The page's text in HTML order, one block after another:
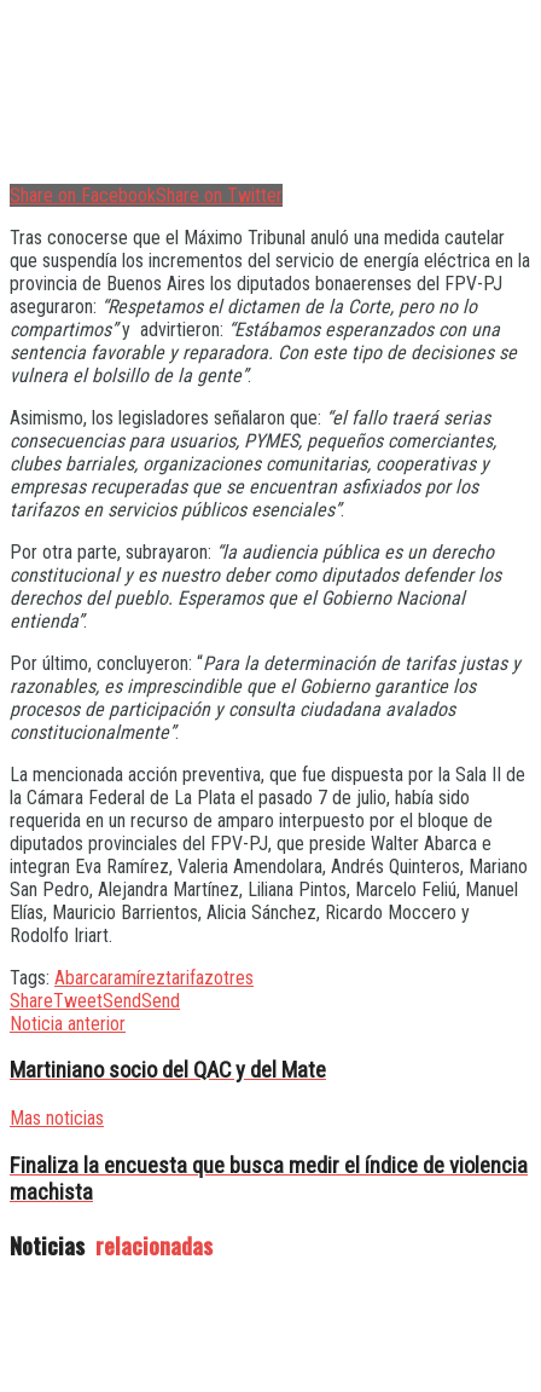
Share on FacebookShare on Twitter
Tras conocerse que el Máximo Tribunal anuló una medida cautelar
que suspendía los incrementos del servicio de energía eléctrica en la
provincia de Buenos Aires los diputados bonaerenses del FPV-PJ
aseguraron: “Respetamos el dictamen de la Corte, pero no lo
compartimos”y advirtieron: “Estábamos esperanzados con una
sentencia favorable y reparadora. Con este tipo de decisiones se
vulnera el bolsillo de la gente”.
Asimismo, los legisladores señalaron que: “el fallo traerá serias
consecuencias para usuarios, PYMES, pequeños comerciantes,
clubes barriales, organizaciones comunitarias, cooperativas y
empresas recuperadas que se encuentran asfixiados por los
tarifazos en servicios públicos esenciales”.
Por otra parte, subrayaron: “la audiencia pública es un derecho
constitucional y es nuestro deber como diputados defender los
derechos del pueblo. Esperamos que el Gobierno Nacional
entienda”.
Por último, concluyeron: “Para la determinación de tarifas justas y
razonables, es imprescindible que el Gobierno garantice los
procesos de participación y consulta ciudadana avalados
constitucionalmente”.
La mencionada acción preventiva, que fue dispuesta por la Sala II de
la Cámara Federal de La Plata el pasado 7 de julio, había sido
requerida en un recurso de amparo interpuesto por el bloque de
diputados provinciales del FPV-PJ, que preside Walter Abarca e
integran Eva Ramírez, Valeria Amendolara, Andrés Quinteros, Mariano
San Pedro, Alejandra Martínez, Liliana Pintos, Marcelo Feliú, Manuel
Elías, Mauricio Barrientos, Alicia Sánchez, Ricardo Moccero y
Rodolfo Iriart.
Tags: Abarcaramíreztarifazotres
ShareTweetSendSend
Noticia anterior
Martiniano socio del QAC y del Mate
Mas noticias
Finaliza la encuesta que busca medir el índice de violencia
machista
Noticias relacionadas